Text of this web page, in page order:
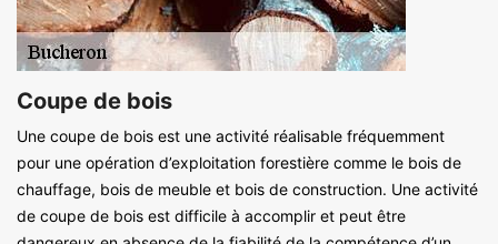
Coupe de bois
Une coupe de bois est une activité réalisable fréquemment
pour une opération d’exploitation forestière comme le bois de
chauffage, bois de meuble et bois de construction. Une activité
de coupe de bois est difficile à accomplir et peut être